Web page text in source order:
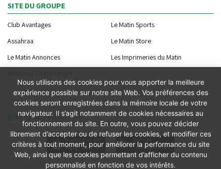
SITE DU GROUPE
Club Avantages
Le Matin Sports
Assahraa
Le Matin Store
Le Matin Annonces
Les Imprimeries du Matin
NOTRE APPLICATION
Nous utilisons des cookies pour vous apporter la meilleure
expérience possible sur notre site Web. Vos préférences des
cookies seront enregistrées dans la mémoire locale de votre
navigateur. Il s’agit notamment de cookies nécessaires au
fonctionnement du site. En outre, vous pouvez décider
librement d’accepter ou de refuser les cookies, et modifier ces
critères à tout moment, pour améliorer la performance du site
Web, ainsi que les cookies permettant d’afficher du contenu
personnalisé en fonction de vos intérêts.